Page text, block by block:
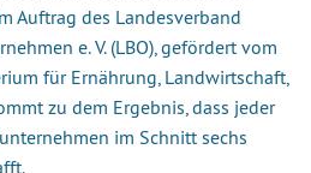
Auftrag des Landesverband
e. V. (LBO), gefördert vom
für Ernährung, Landwirtschaft,
zu dem Ergebnis, dass jeder
im Schnitt sechs